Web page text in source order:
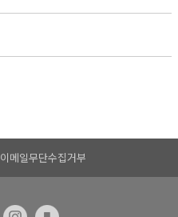
이메일무단수집거부